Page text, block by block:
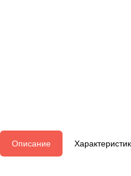
Описание